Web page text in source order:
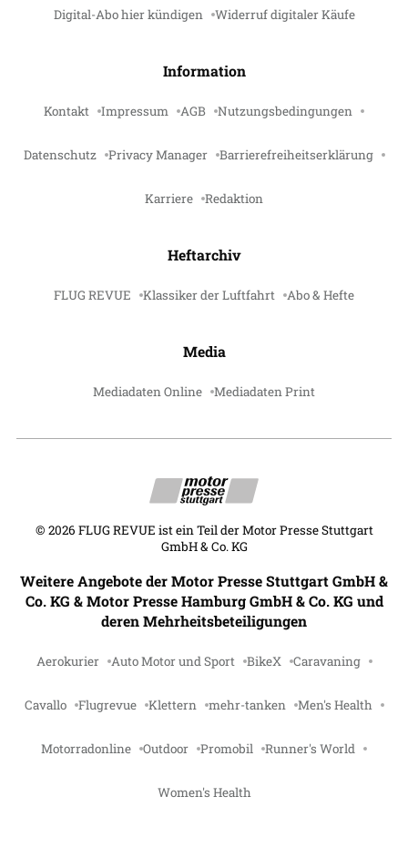
Digital-Abo hier kündigen Widerruf digitaler Käufe
Information
Kontakt Impressum AGB Nutzungsbedingungen
Datenschutz Privacy Manager Barrierefreiheitserklärung
Karriere Redaktion
Heftarchiv
FLUG REVUE Klassiker der Luftfahrt Abo & Hefte
Media
Mediadaten Online Mediadaten Print
© 2026 FLUG REVUE ist ein Teil der Motor Presse Stuttgart
GmbH & Co. KG
Weitere Angebote der Motor Presse Stuttgart GmbH &
Co. KG & Motor Presse Hamburg GmbH & Co. KG und
deren Mehrheitsbeteiligungen
Aerokurier Auto Motor und Sport BikeX Caravaning
Cavallo Flugrevue Klettern mehr-tanken Men's Health
Motorradonline Outdoor Promobil Runner's World
Women's Health